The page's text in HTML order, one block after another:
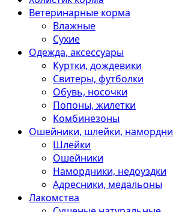
Ветеринарные корма
Влажные
Сухие
Одежда, аксессуары
Куртки, дождевики
Свитеры, футболки
Обувь, носочки
Попоны, жилетки
Комбинезоны
Ошейники, шлейки,
Шлейки
Ошейники
Намордники, недоуздки
Адресники, медальоны
Лакомства